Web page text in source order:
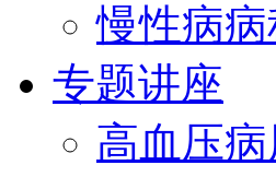
慢性病病
专题讲座
高血压